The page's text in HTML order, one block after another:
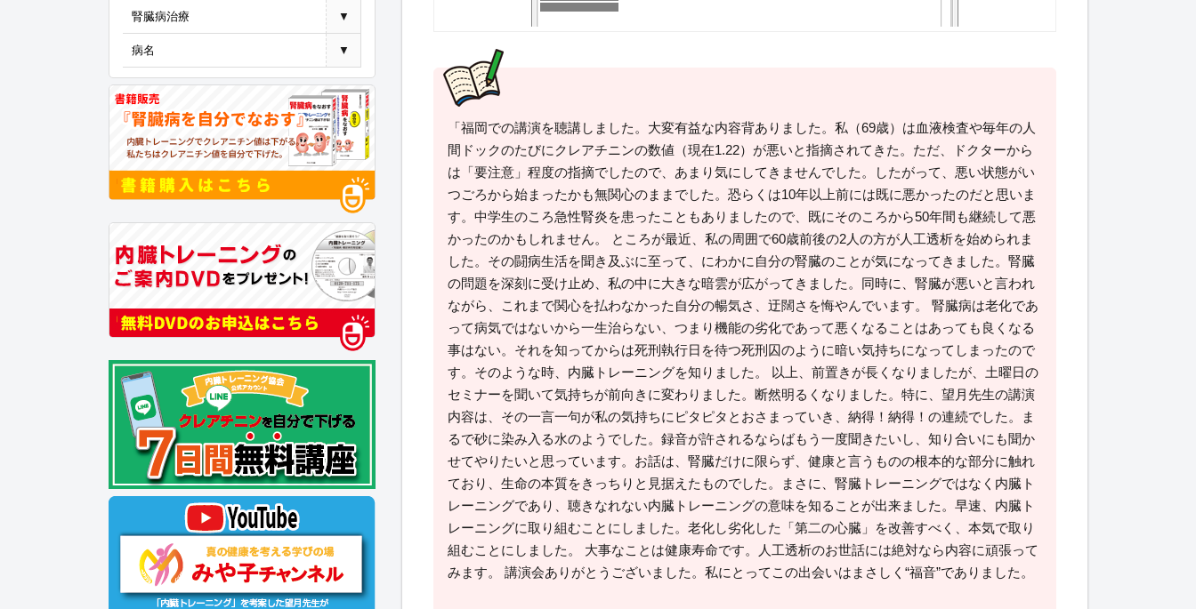
「福岡での講演を聴講しました。大変有益な内容背ありました。私（69歳）は血液検査や毎年の人
間ドックのたびにクレアチニンの数値（現在1.22）が悪いと指摘されてきた。ただ、ドクターから
は「要注意」程度の指摘でしたので、あまり気にしてきませんでした。したがって、悪い状態がい
つごろから始まったかも無関心のままでした。恐らくは10年以上前には既に悪かったのだと思いま
す。中学生のころ急性腎炎を患ったこともありましたので、既にそのころから50年間も継続して悪
かったのかもしれません。 ところが最近、私の周囲で60歳前後の2人の方が人工透析を始められま
した。その闘病生活を聞き及ぶに至って、にわかに自分の腎臓のことが気になってきました。腎臓
の問題を深刻に受け止め、私の中に大きな暗雲が広がってきました。同時に、腎臓が悪いと言われ
ながら、これまで関心を払わなかった自分の暢気さ、迂闊さを悔やんでいます。 腎臓病は老化であ
って病気ではないから一生治らない、つまり機能の劣化であって悪くなることはあっても良くなる
事はない。それを知ってからは死刑執行日を待つ死刑囚のように暗い気持ちになってしまったので
す。そのような時、内臓トレーニングを知りました。 以上、前置きが長くなりましたが、土曜日の
セミナーを聞いて気持ちが前向きに変わりました。断然明るくなりました。特に、望月先生の講演
内容は、その一言一句が私の気持ちにピタピタとおさまっていき、納得！納得！の連続でした。ま
るで砂に染み入る水のようでした。録音が許されるならばもう一度聞きたいし、知り合いにも聞か
せてやりたいと思っています。お話は、腎臓だけに限らず、健康と言うものの根本的な部分に触れ
ており、生命の本質をきっちりと見据えたものでした。まさに、腎臓トレーニングではなく内臓ト
レーニングであり、聴きなれない内臓トレーニングの意味を知ることが出来ました。早速、内臓ト
レーニングに取り組むことにしました。老化し劣化した「第二の心臓」を改善すべく、本気で取り
組むことにしました。 大事なことは健康寿命です。人工透析のお世話には絶対なら内容に頑張って
みます。 講演会ありがとうございました。私にとってこの出会いはまさしく“福音”でありました。
腎臓病治療 ▼
病名 ▼